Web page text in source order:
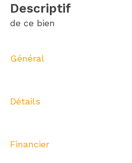
descriptif
de ce bien
Général
Détails
Financier